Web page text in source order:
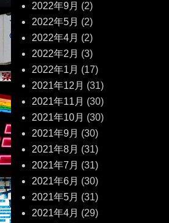
2022年9月 (2)
2022年5月 (2)
2022年4月 (2)
2022年2月 (3)
2022年1月 (17)
2021年12月 (31)
2021年11月 (30)
2021年10月 (30)
2021年9月 (30)
2021年8月 (31)
2021年7月 (31)
2021年6月 (30)
2021年5月 (31)
2021年4月 (29)